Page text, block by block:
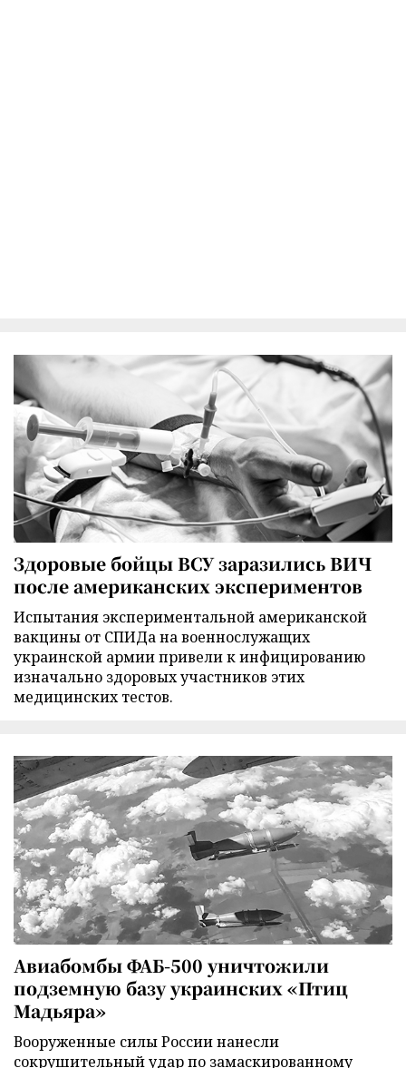
Здоровые бойцы ВСУ заразились ВИЧ
после американских экспериментов
Испытания экспериментальной американской
вакцины от СПИДа на военнослужащих
украинской армии привели к инфицированию
изначально здоровых участников этих
медицинских тестов.
Авиабомбы ФАБ-500 уничтожили
подземную базу украинских «Птиц
Мадьяра»
Вооруженные силы России нанесли
сокрушительный удар по замаскированному